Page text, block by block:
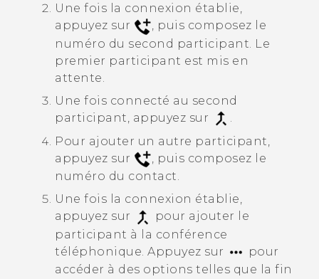
Une fois la connexion établie,
appuyez sur
, puis composez le
numéro du second participant. Le
premier participant est mis en
attente.
Une fois connecté au second
participant, appuyez sur
Pour ajouter un autre participant,
appuyez sur
, puis composez le
numéro du contact.
Une fois la connexion établie,
appuyez sur
pour ajouter le
participant à la conférence
téléphonique. Appuyez sur
pour
accéder à des options telles que la fin